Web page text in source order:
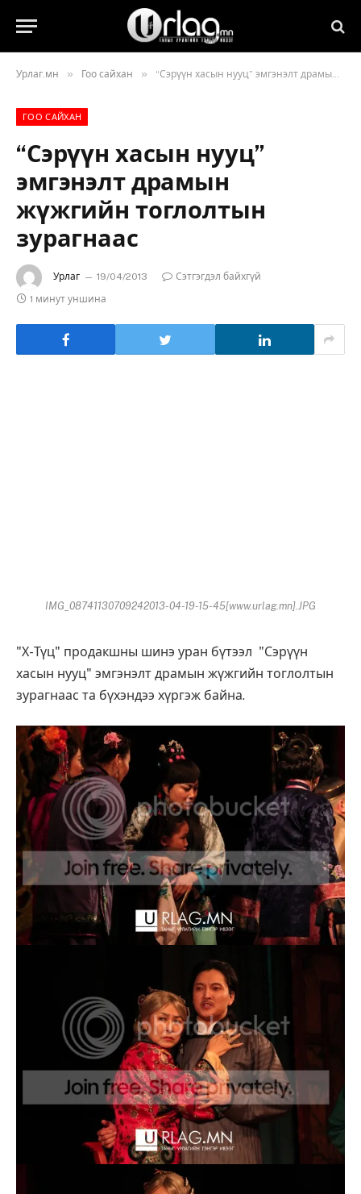
Урлаг.мн » Гоо сайхан » “Сэрүүн хасын нууц” эмгэнэлт драмын жүжгийн тоглолтын зурагнаас
ГОО САЙХАН
“Сэрүүн хасын нууц”
эмгэнэлт драмын
жүжгийн тоглолтын
зурагнаас
Урлаг 19/04/2013
Сэтгэгдэл байхгүй
1 минут уншина
IMG_08741130709242013-04-19-15-45[www.urlag.mn].JPG
"Х-Түц" продакшны шинэ уран бүтээл "Сэрүүн
хасын нууц" эмгэнэлт драмын жүжгийн тоглолтын
зурагнаас та бүхэндээ хүргэж байна.